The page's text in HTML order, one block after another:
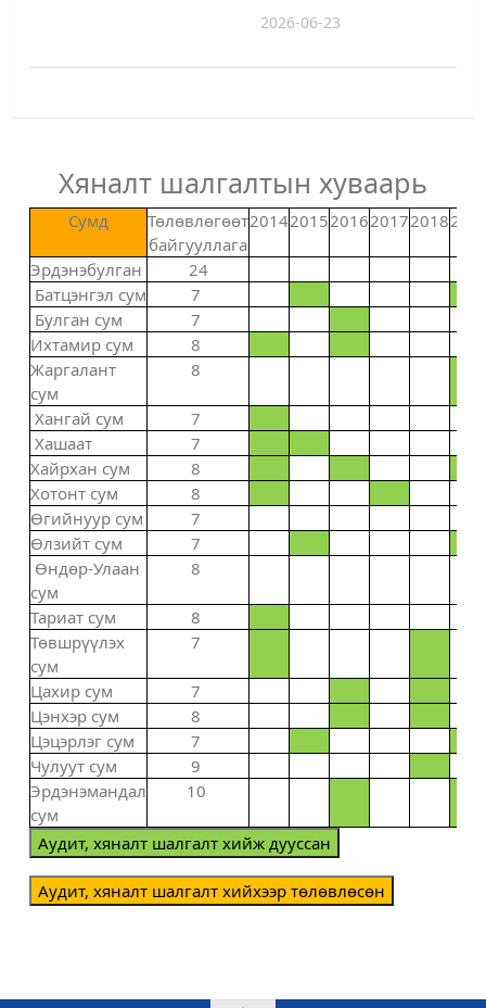
2026-06-23
Хяналт шалгалтын хуваарь
Сумд
Төлөвлөгөөт
байгууллага
20142015201620172018
Эрдэнэбулган
24
Батцэнгэл сум
7
Булган сум
7
Ихтамир сум
8
Жаргалант
сум
8
Хангай сум
7
Хашаат
7
Хайрхан сум
8
Хотонт сум
8
Өгийнуур сум
7
Өлзийт сум
7
Өндөр-Улаан
сум
8
Тариат сум
8
Төвшрүүлэх
сум
7
Цахир сум
7
Цэнхэр сум
8
Цэцэрлэг сум
7
Чулуут сум
9
Эрдэнэмандал
сум
10
Аудит, хяналт шалгалт хийж дууссан
Аудит, хяналт шалгалт хийхээр төлөвлөсөн